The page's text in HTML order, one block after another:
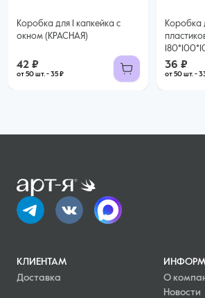
Коробка для 1 капкейка с
окном (КРАСНАЯ)
42 ₽
от 50 шт. - 35 ₽
Коробка
36 ₽
от 50 шт. -
КЛИЕНТАМ
Доставка
О
Новости